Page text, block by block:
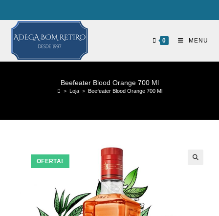
0 MENU
Beefeater Blood Orange 700 Ml
> Loja > Beefeater Blood Orange 700 Ml
OFERTA!